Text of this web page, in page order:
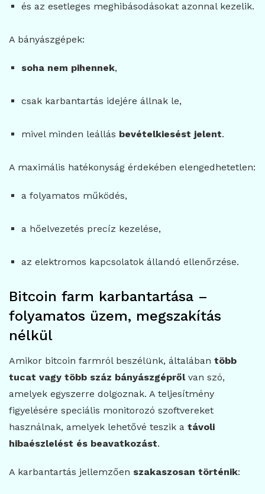
és az esetleges meghibásodásokat azonnal kezelik.
A bányászgépek:
soha nem pihennek,
csak karbantartás idejére állnak le,
mivel minden leállás bevételkiesést jelent.
A maximális hatékonyság érdekében elengedhetetlen:
a folyamatos működés,
a hőelvezetés precíz kezelése,
az elektromos kapcsolatok állandó ellenőrzése.
Bitcoin farm karbantartása –
folyamatos üzem, megszakítás
nélkül
Amikor bitcoin farmról beszélünk, általában több
tucat vagy több száz bányászgéprőlvan szó,
amelyek egyszerre dolgoznak. A teljesítmény
figyelésére speciális monitorozó szoftvereket
használnak, amelyek lehetővé teszik a távoli
hibaészlelést és beavatkozást.
A karbantartás jellemzően szakaszosan történik: